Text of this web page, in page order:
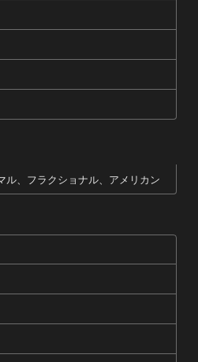
、フラクショナル、アメリカン